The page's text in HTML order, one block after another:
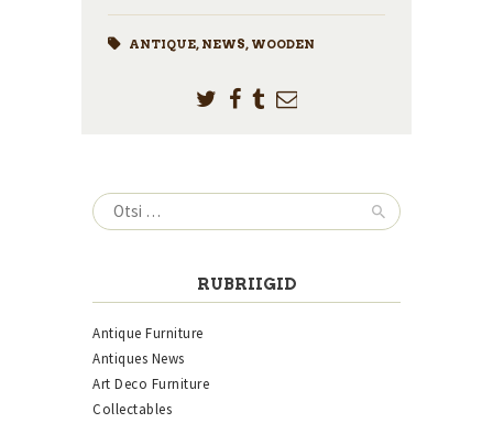
ANTIQUE, NEWS, WOODEN
Otsi:
RUBRIIGID
Antique Furniture
Antiques News
Art Deco Furniture
Collectables